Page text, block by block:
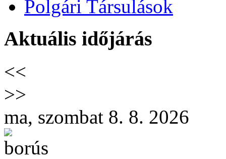
Polgári Társulások
Aktuális időjárás
<<
>>
ma, szombat 8. 8. 2026